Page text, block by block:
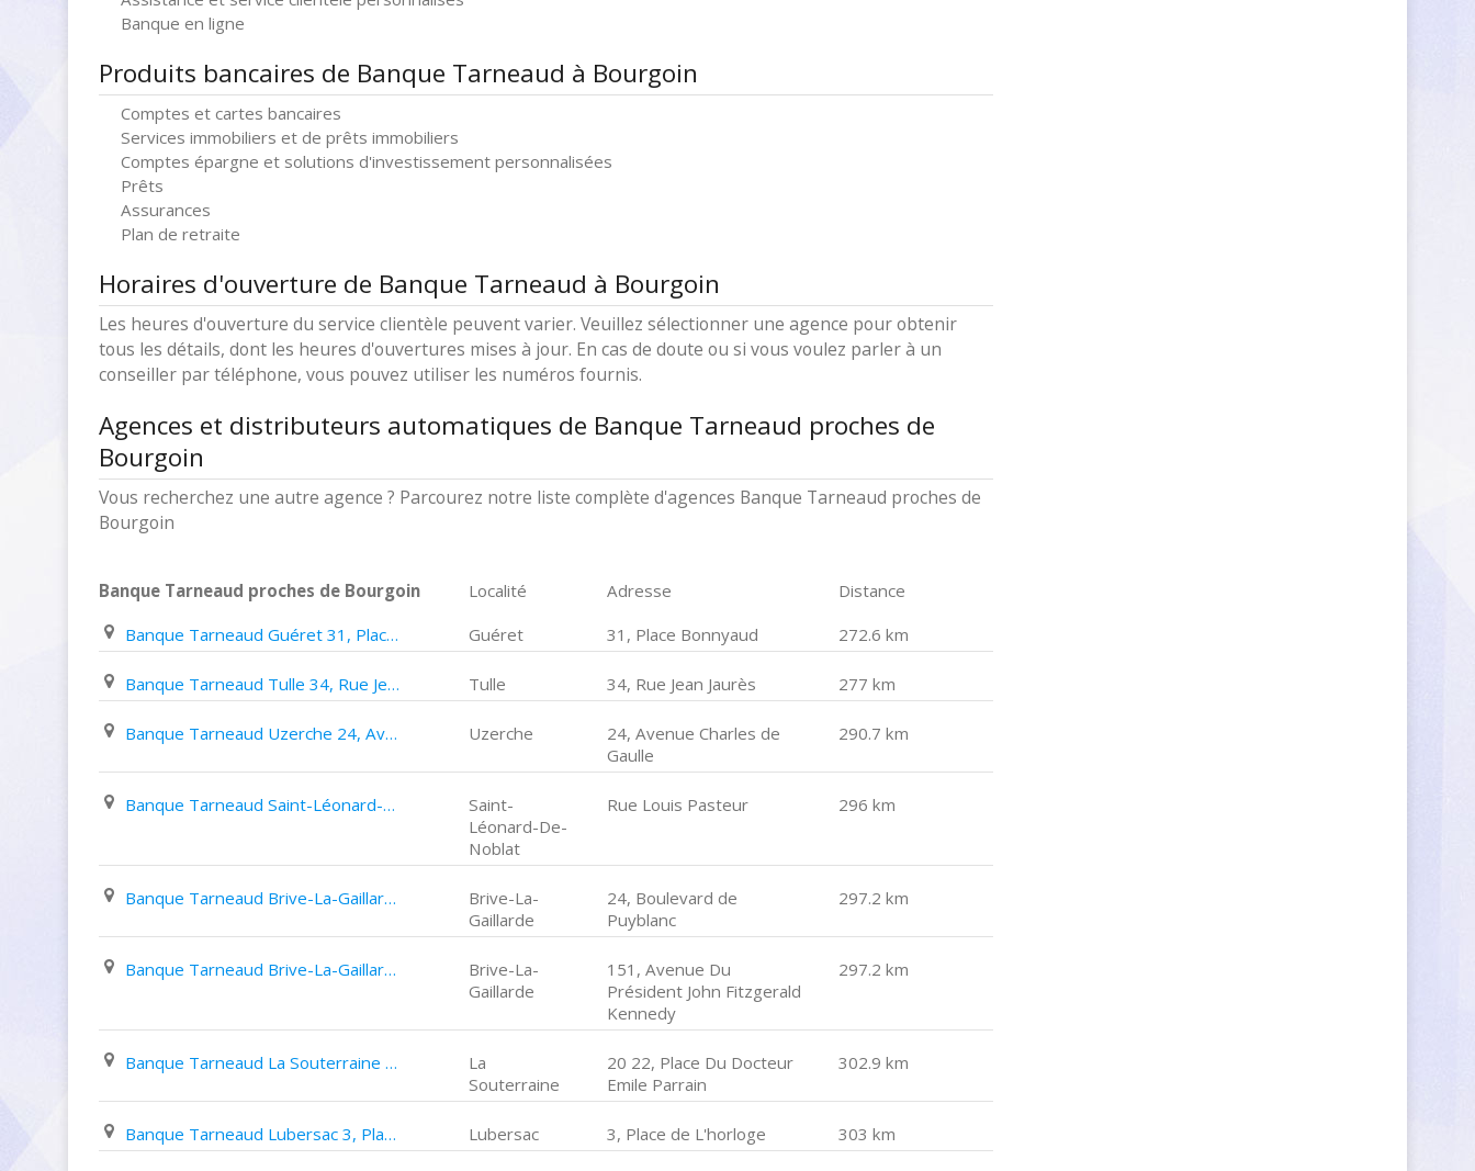
Banque en ligne
Produits bancaires de Banque Tarneaud à Bourgoin
Comptes et cartes bancaires
Services immobiliers et de prêts immobiliers
Comptes épargne et solutions d'investissement personnalisées
Prêts
Assurances
Plan de retraite
Horaires d'ouverture de Banque Tarneaud à Bourgoin
Les heures d'ouverture du service clientèle peuvent varier. Veuillez sélectionner une agence pour obtenir
tous les détails, dont les heures d'ouvertures mises à jour. En cas de doute ou si vous voulez parler à un
conseiller par téléphone, vous pouvez utiliser les numéros fournis.
Agences et distributeurs automatiques de Banque Tarneaud proches de
Bourgoin
Vous recherchez une autre agence ? Parcourez notre liste complète d'agences Banque Tarneaud proches de
Bourgoin
Banque Tarneaud proches de Bourgoin Localité Adresse
Distance
Banque Tarneaud Guéret 31, Place Bonnyaud
Guéret 31, Place Bonnyaud 272.6 km
Banque Tarneaud Tulle 34, Rue Jean Jaurès Tulle 34, Rue Jean Jaurès 277 km
Banque Tarneaud Uzerche 24, Avenue Charles de Gaulle Uzerche
24, Avenue Charles de
Gaulle
290.7 km
Banque Tarneaud Saint-Léonard-De-Noblat Rue Louis Pasteur
Saint-
Léonard-De-
Noblat
Rue Louis Pasteur 296 km
Banque Tarneaud Brive-La-Gaillarde 24, Boulevard de Puyblanc
Brive-La-
Gaillarde
24, Boulevard de
Puyblanc
297.2 km
Banque Tarneaud Brive-La-Gaillarde 151, Avenue Du Président John Fitzgerald Kennedy
Brive-La-
Gaillarde
151, Avenue Du
Président John Fitzgerald
Kennedy
297.2 km
Banque Tarneaud La Souterraine 20 22, Place Du Docteur Emile Parrain
La
Souterraine
20 22, Place Du Docteur
Emile Parrain
302.9 km
Banque Tarneaud Lubersac 3, Place de L'horloge Lubersac 3, Place de L'horloge 303 km